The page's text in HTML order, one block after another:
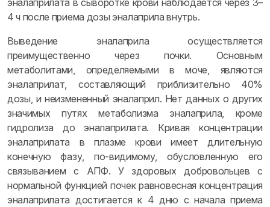
эналаприлата в сыворотке крови наблюдается через 3–
4 ч после приема дозы эналаприла внутрь.
Выведение эналаприла осуществляется
преимущественно через почки. Основным
метаболитами, определяемыми в моче, являются
эналаприлат, составляющий приблизительно 40%
дозы, и неизмененный эналаприл. Нет данных о других
значимых путях метаболизма эналаприла, кроме
гидролиза до эналаприлата. Кривая концентрации
эналаприлата в плазме крови имеет длительную
конечную фазу, по-видимому, обусловленную его
связыванием с АПФ. У здоровых добровольцев с
нормальной функцией почек равновесная концентрация
эналаприлата достигается к 4 дню с начала приема